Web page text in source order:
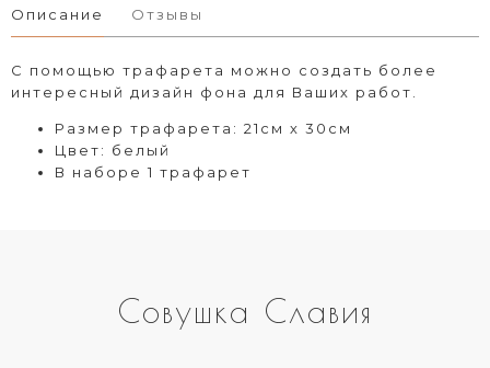
Описание Отзывы
С помощью трафарета можно создать более
интересный дизайн фона для Ваших работ.
Размер трафарета: 21см х 30см
Цвет: белый
В наборе 1 трафарет
Совушка Славия